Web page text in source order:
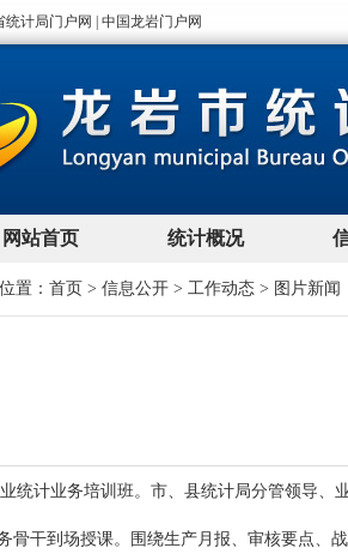
置： 首页 > 信息公开 > 工作动态 > 图片新闻
统计业务培训班。 市、县统计局分管领导、
骨干到场授课。 围绕生产月报、审核要点、